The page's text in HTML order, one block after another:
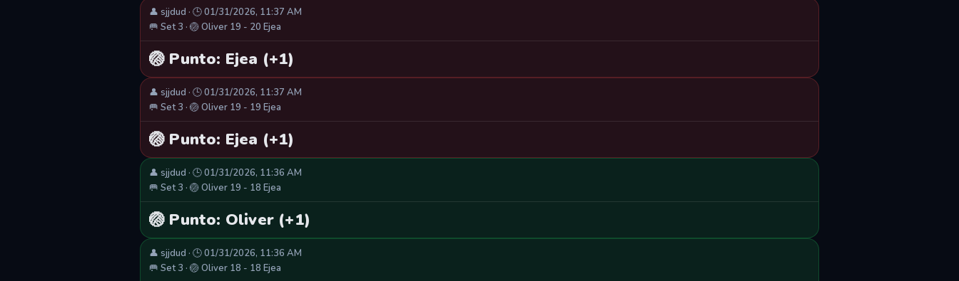
👤 sjjdud · 🕒 01/31/2026, 11:37 AM
🥅 Set 3 · 🏐 Oliver 19 - 20 Ejea
🏐 Punto: Ejea (+1)
👤 sjjdud · 🕒 01/31/2026, 11:37 AM
🥅 Set 3 · 🏐 Oliver 19 - 19 Ejea
🏐 Punto: Ejea (+1)
👤 sjjdud · 🕒 01/31/2026, 11:36 AM
🥅 Set 3 · 🏐 Oliver 19 - 18 Ejea
🏐 Punto: Oliver (+1)
👤 sjjdud · 🕒 01/31/2026, 11:36 AM
🥅 Set 3 · 🏐 Oliver 18 - 18 Ejea